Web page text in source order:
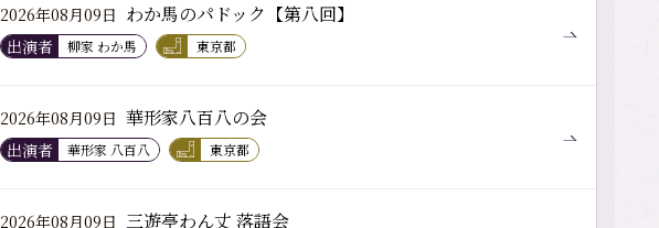
2026年08月09日 わか馬のパドック【第八回】
出演者 柳家 わか馬 東京都
2026年08月09日 華形家八百八の会
出演者 華形家 八百八 東京都
2026年08月09日 三遊亭わん丈 落語会